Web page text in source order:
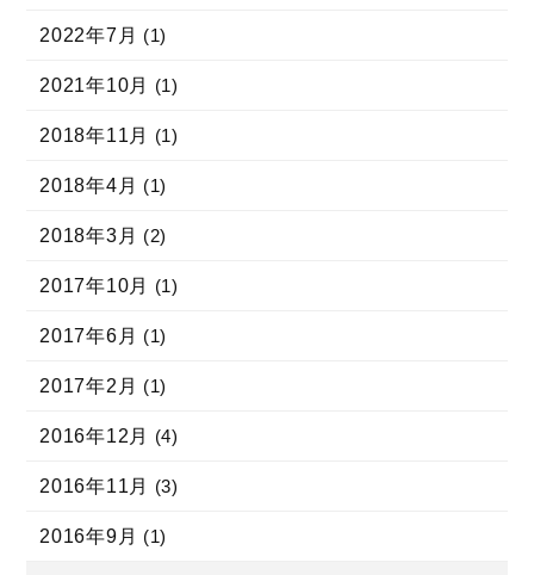
2022年7月 (1)
2021年10月 (1)
2018年11月 (1)
2018年4月 (1)
2018年3月 (2)
2017年10月 (1)
2017年6月 (1)
2017年2月 (1)
2016年12月 (4)
2016年11月 (3)
2016年9月 (1)